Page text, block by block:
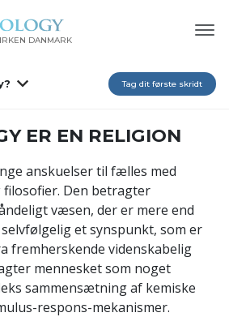
DANMARK
Tag dit første skridt
ER EN RELIGION
anskuelser til fælles med
Den betragter
væsen, der er mere end
et synspunkt, som er
fremherskende videnskabelig
mennesket som noget
sammensætning af kemiske
respons-mekanismer.